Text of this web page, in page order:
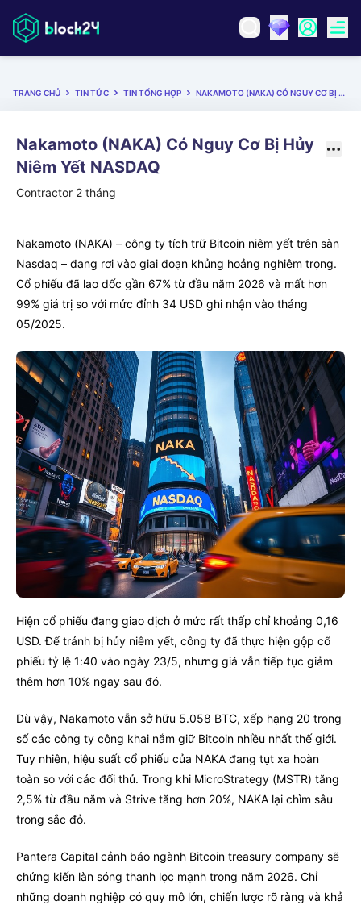
TRANG CHỦ TIN TỨC TIN TỔNG HỢP NAKAMOTO (NAKA) CÓ NGUY CƠ BỊ HỦY NIÊM YẾT NASDAQ
Nakamoto (NAKA) Có Nguy Cơ Bị Hủy
Niêm Yết NASDAQ
Contractor 2 tháng
Nakamoto (NAKA) – công ty tích trữ Bitcoin niêm yết trên sàn
Nasdaq – đang rơi vào giai đoạn khủng hoảng nghiêm trọng.
Cổ phiếu đã lao dốc gần 67% từ đầu năm 2026 và mất hơn
99% giá trị so với mức đỉnh 34 USD ghi nhận vào tháng
05/2025.
Hiện cổ phiếu đang giao dịch ở mức rất thấp chỉ khoảng 0,16
USD. Để tránh bị hủy niêm yết, công ty đã thực hiện gộp cổ
phiếu tỷ lệ 1:40 vào ngày 23/5, nhưng giá vẫn tiếp tục giảm
thêm hơn 10% ngay sau đó.
Dù vậy, Nakamoto vẫn sở hữu 5.058 BTC, xếp hạng 20 trong
số các công ty công khai nắm giữ Bitcoin nhiều nhất thế giới.
Tuy nhiên, hiệu suất cổ phiếu của NAKA đang tụt xa hoàn
toàn so với các đối thủ. Trong khi MicroStrategy (MSTR) tăng
2,5% từ đầu năm và Strive tăng hơn 20%, NAKA lại chìm sâu
trong sắc đỏ.
Pantera Capital cảnh báo ngành Bitcoin treasury company sẽ
chứng kiến làn sóng thanh lọc mạnh trong năm 2026. Chỉ
những doanh nghiệp có quy mô lớn, chiến lược rõ ràng và khả